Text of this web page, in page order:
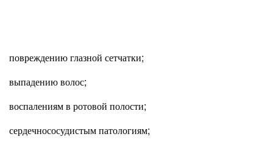
повреждению глазной сетчатки;
выпадению волос;
воспалениям в ротовой полости;
сердечнососудистым патологиям;